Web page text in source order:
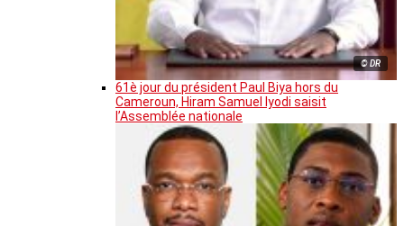
© DR
61è jour du président Paul Biya hors du
Cameroun, Hiram Samuel Iyodi saisit
l’Assemblée nationale